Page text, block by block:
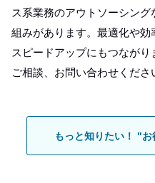
ス系業務のアウトソーシン
組みがあります。最適化や
スピードアップにもつなが
ご相談、お問い合わせくださ
もっと知りたい！ "